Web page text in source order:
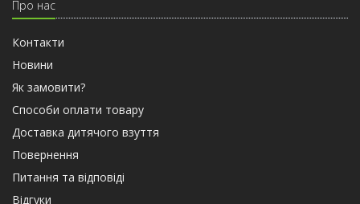
Про нас
Контакти
Новини
Як замовити?
Способи оплати товару
Доставка дитячого взуття
Повернення
Питання та відповіді
Відгуки